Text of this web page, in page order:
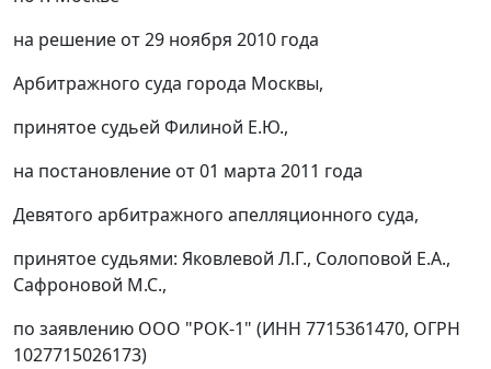
на решение от 29 ноября 2010 года
Арбитражного суда города Москвы,
принятое судьей Филиной Е.Ю.,
на постановление от 01 марта 2011 года
Девятого арбитражного апелляционного суда,
принятое судьями: Яковлевой Л.Г., Солоповой Е.А.,
Сафроновой М.С.,
по заявлению ООО "РОК-1" (ИНН 7715361470, ОГРН
1027715026173)